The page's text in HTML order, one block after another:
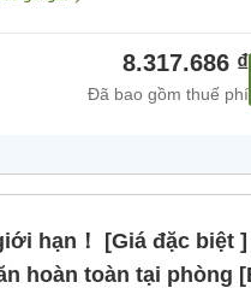
8.317.686 ₫
Đã bao gồm thuế phí
hạn！ [Giá đặc biệt
hoàn toàn tại phòng